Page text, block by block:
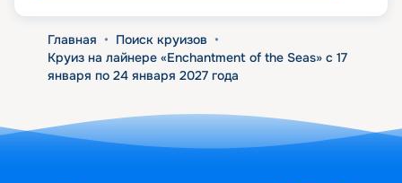
Главная • Поиск круизов •
Круиз на лайнере «Enchantment of the Seas» с 17
января по 24 января 2027 года